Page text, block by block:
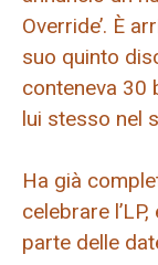
Override’. È
suo quinto
conteneva 30
lui stesso nel
Ha già
celebrare
parte delle